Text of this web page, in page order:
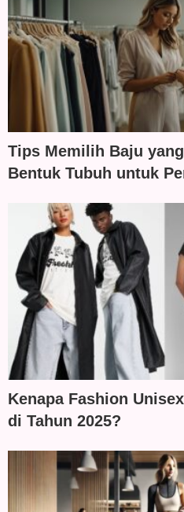
Tips Memilih Baju
Bentuk Tubuh untuk
Kenapa Fashion
di Tahun 2025?